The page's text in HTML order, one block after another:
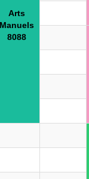
Arts
Manuels
8088